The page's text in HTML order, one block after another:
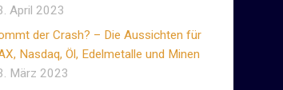
April 2023
der Crash? – Die Aussichten für
Nasdaq, Öl, Edelmetalle und Minen
März 2023